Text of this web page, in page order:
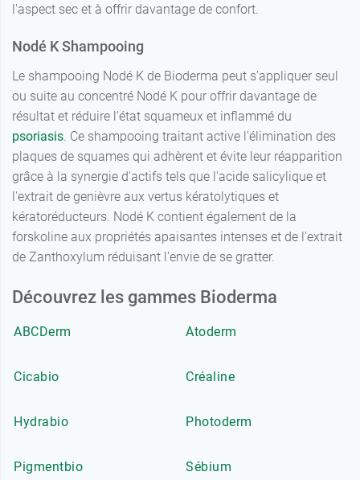
l'aspect sec et à offrir davantage de confort.
Nodé K Shampooing
Le shampooing Nodé K de Bioderma peut s’appliquer seul
ou suite au concentré Nodé K pour offrir davantage de
résultat et réduire l’état squameux et inflammé du
psoriasis. Ce shampooing traitant active l'élimination des
plaques de squames qui adhèrent et évite leur réapparition
grâce à la synergie d'actifs tels que l'acide salicylique et
l'extrait de genièvre aux vertus kératolytiques et
kératoréducteurs. Nodé K contient également de la
forskoline aux propriétés apaisantes intenses et de l'extrait
de Zanthoxylum réduisant l'envie de se gratter.
Découvrez les gammes Bioderma
ABCDerm Atoderm
Cicabio Créaline
Hydrabio Photoderm
Pigmentbio Sébium